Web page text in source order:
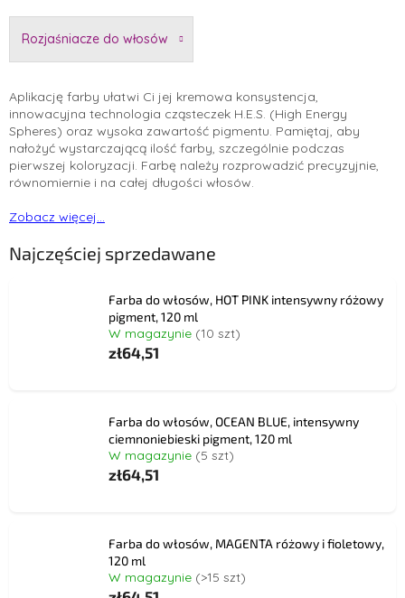
Rozjaśniacze do włosów
Aplikację farby ułatwi Ci jej kremowa konsystencja,
innowacyjna technologia cząsteczek H.E.S. (High Energy
Spheres) oraz wysoka zawartość pigmentu. Pamiętaj, aby
nałożyć wystarczającą ilość farby, szczególnie podczas
pierwszej koloryzacji. Farbę należy rozprowadzić precyzyjnie,
równomiernie i na całej długości włosów.
Zobacz więcej...
Najczęściej sprzedawane
Farba do włosów, HOT PINK intensywny różowy
pigment, 120 ml
W magazynie (10 szt)
zł64,51
Farba do włosów, OCEAN BLUE, intensywny
ciemnoniebieski pigment, 120 ml
W magazynie (5 szt)
zł64,51
Farba do włosów, MAGENTA różowy i fioletowy,
120 ml
W magazynie (>15 szt)